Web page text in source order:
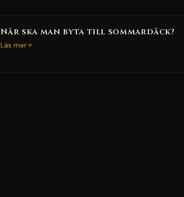
När ska man byta till sommardäck?
Läs mer